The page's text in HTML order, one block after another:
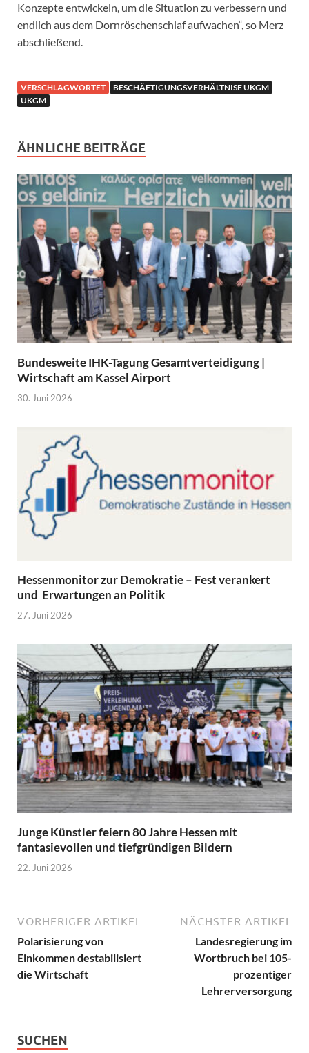
Konzepte entwickeln, um die Situation zu verbessern und
endlich aus dem Dornröschenschlaf aufwachen“, so Merz
abschließend.
VERSCHLAGWORTET
BESCHÄFTIGUNGSVERHÄLTNISE UKGM
UKGM
ÄHNLICHE BEITRÄGE
Bundesweite IHK-Tagung Gesamtverteidigung |
Wirtschaft am Kassel Airport
30. Juni 2026
Hessenmonitor zur Demokratie – Fest verankert
und Erwartungen an Politik
27. Juni 2026
Junge Künstler feiern 80 Jahre Hessen mit
fantasievollen und tiefgründigen Bildern
22. Juni 2026
VORHERIGER ARTIKEL
Polarisierung von
Einkommen destabilisiert
die Wirtschaft
NÄCHSTER ARTIKEL
Landesregierung im
Wortbruch bei 105-
prozentiger
Lehrerversorgung
SUCHEN